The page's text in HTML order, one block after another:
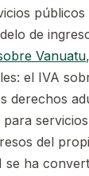
de
Vanuatu
el IVA
derechos
para
del
se ha